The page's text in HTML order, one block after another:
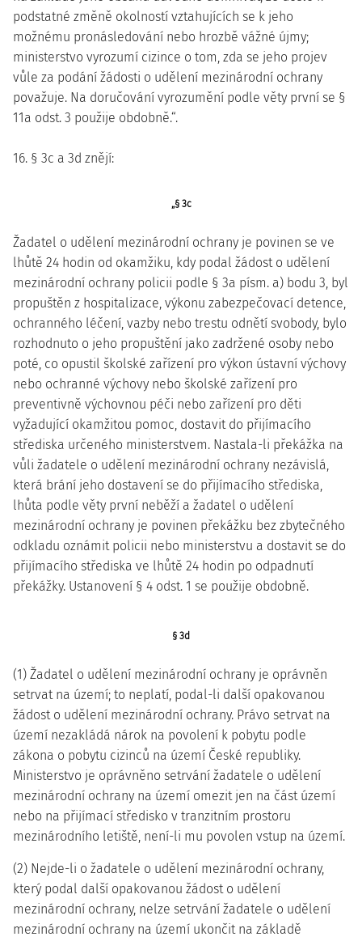
podstatné změně okolností vztahujících se k jeho
možnému pronásledování nebo hrozbě vážné újmy;
ministerstvo vyrozumí cizince o tom, zda se jeho projev
vůle za podání žádosti o udělení mezinárodní ochrany
považuje. Na doručování vyrozumění podle věty první se §
11a odst. 3 použije obdobně.“.
16. § 3c a 3d znějí:
„§ 3c
Žadatel o udělení mezinárodní ochrany je povinen se ve
lhůtě 24 hodin od okamžiku, kdy podal žádost o udělení
mezinárodní ochrany policii podle § 3a písm. a) bodu 3, byl
propuštěn z hospitalizace, výkonu zabezpečovací detence,
ochranného léčení, vazby nebo trestu odnětí svobody, bylo
rozhodnuto o jeho propuštění jako zadržené osoby nebo
poté, co opustil školské zařízení pro výkon ústavní výchovy
nebo ochranné výchovy nebo školské zařízení pro
preventivně výchovnou péči nebo zařízení pro děti
vyžadující okamžitou pomoc, dostavit do přijímacího
střediska určeného ministerstvem. Nastala-li překážka na
vůli žadatele o udělení mezinárodní ochrany nezávislá,
která brání jeho dostavení se do přijímacího střediska,
lhůta podle věty první neběží a žadatel o udělení
mezinárodní ochrany je povinen překážku bez zbytečného
odkladu oznámit policii nebo ministerstvu a dostavit se do
přijímacího střediska ve lhůtě 24 hodin po odpadnutí
překážky. Ustanovení § 4 odst. 1 se použije obdobně.
§ 3d
(1) Žadatel o udělení mezinárodní ochrany je oprávněn
setrvat na území; to neplatí, podal-li další opakovanou
žádost o udělení mezinárodní ochrany. Právo setrvat na
území nezakládá nárok na povolení k pobytu podle
zákona o pobytu cizinců na území České republiky.
Ministerstvo je oprávněno setrvání žadatele o udělení
mezinárodní ochrany na území omezit jen na část území
nebo na přijímací středisko v tranzitním prostoru
mezinárodního letiště, není-li mu povolen vstup na území.
(2) Nejde-li o žadatele o udělení mezinárodní ochrany,
který podal další opakovanou žádost o udělení
mezinárodní ochrany, nelze setrvání žadatele o udělení
mezinárodní ochrany na území ukončit na základě